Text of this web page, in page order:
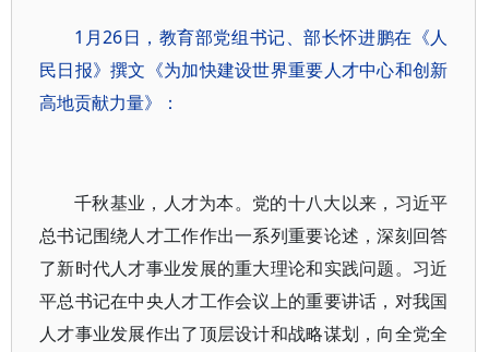
1月26日，教育部党组书记、部长怀进鹏在《人
民日报》撰文《为加快建设世界重要人才中心和创新
高地贡献力量》：
千秋基业，人才为本。党的十八大以来，习近平
总书记围绕人才工作作出一系列重要论述，深刻回答
了新时代人才事业发展的重大理论和实践问题。习近
平总书记在中央人才工作会议上的重要讲话，对我国
人才事业发展作出了顶层设计和战略谋划，向全党全